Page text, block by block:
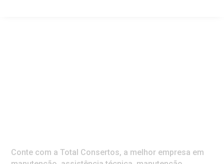
Conte com a Total Consertos, a melhor empresa em